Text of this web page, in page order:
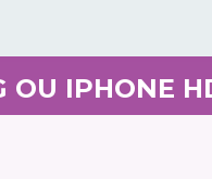
OU IPHONE